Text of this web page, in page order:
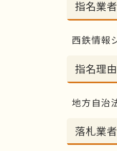
指名業
西鉄情報
指名理由
地方自治
落札業者